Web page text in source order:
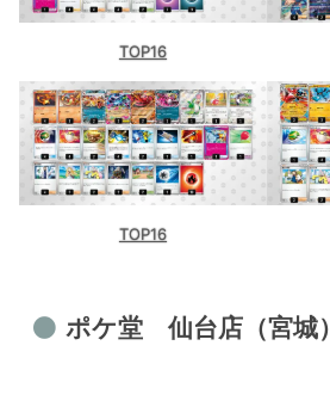
TOP16
TOP16
ポケ堂 仙台店（宮城）